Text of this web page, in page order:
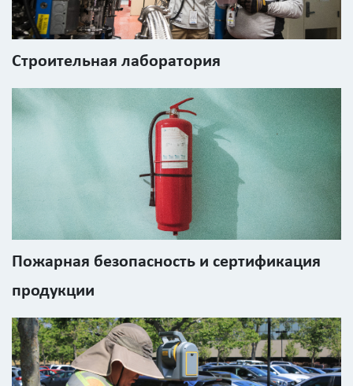
Строительная лаборатория
Пожарная безопасность и сертификация
продукции
Получить
детальный
расчёт
Введите
код
картинки
обработку
персональных
данных